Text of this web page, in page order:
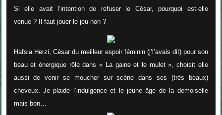
Si elle avait l’intention de refuser le César, pourquoi est-elle
venue ? Il faut jouer le jeu non ?
Hafsia Herzi, César du meilleur espoir féminin (j’l’avais dit) pour son
beau et énergique rôle dans « La gaine et le mulet », choisit elle
aussi de venir se moucher sur scène dans ses (très beaux)
cheveux. Je plaide l’indulgence et le jeune âge de la demoiselle
mais bon…